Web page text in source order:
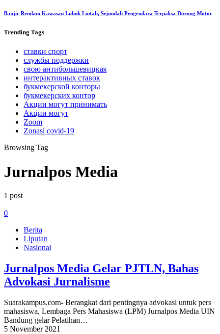
Banjir Rendam Kawasan Lubuk Lintah, Sejumlah Pengendara Terpaksa Dorong Motor
Trending Tags
ставки спорт
службы поддержки
свою антибольшевицкая
интерактивных ставок
букмекерской конторы
букмекерских контор
Акции могут принимать
Акции могут
Zoom
Zonasi covid-19
Browsing Tag
Jurnalpos Media
1 post
0
Berita
Liputan
Nasional
Jurnalpos Media Gelar PJTLN, Bahas
Advokasi Jurnalisme
Suarakampus.com- Berangkat dari pentingnya advokasi untuk pers
mahasiswa, Lembaga Pers Mahasiswa (LPM) Jurnalpos Media UIN
Bandung gelar Pelatihan…
5 November 2021